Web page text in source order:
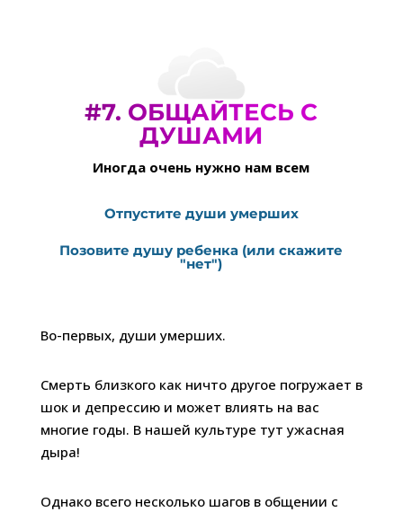
#7. ОБЩАЙТЕСЬ С
ДУШАМИ
Иногда очень нужно нам всем
Отпустите души умерших
Позовите душу ребенка (или скажите
"нет")
Во-первых, души умерших.
Смерть близкого как ничто другое погружает в
шок и депрессию и может влиять на вас
многие годы. В нашей культуре тут ужасная
дыра!
Однако всего несколько шагов в общении с